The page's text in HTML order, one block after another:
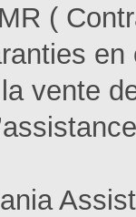
(
vente